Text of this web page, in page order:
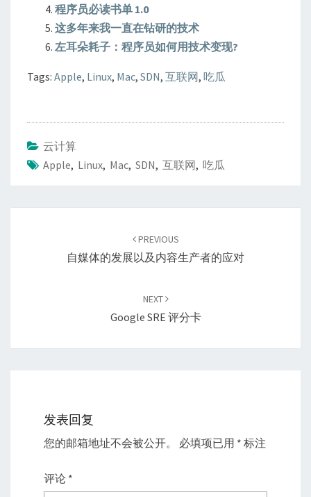
程序员必读书单 1.0
这多年来我一直在钻研的技术
左耳朵耗子：程序员如何用技术变现?
Tags: Apple, Linux, Mac, SDN, 互联网, 吃瓜
云计算
Apple, Linux, Mac, SDN, 互联网, 吃瓜
PREVIOUS
自媒体的发展以及内容生产者的应对
NEXT
Google SRE 评分卡
发表回复
您的邮箱地址不会被公开。 必填项已用 * 标注
评论 *